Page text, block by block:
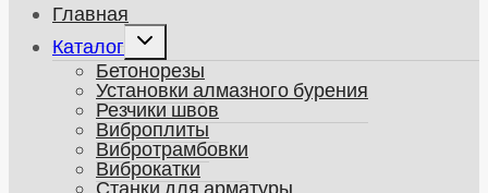
Главная
Каталог
Развернуть
дочернее
меню
Бетонорезы
Установки алмазного бурения
Резчики швов
Виброплиты
Вибротрамбовки
Виброкатки